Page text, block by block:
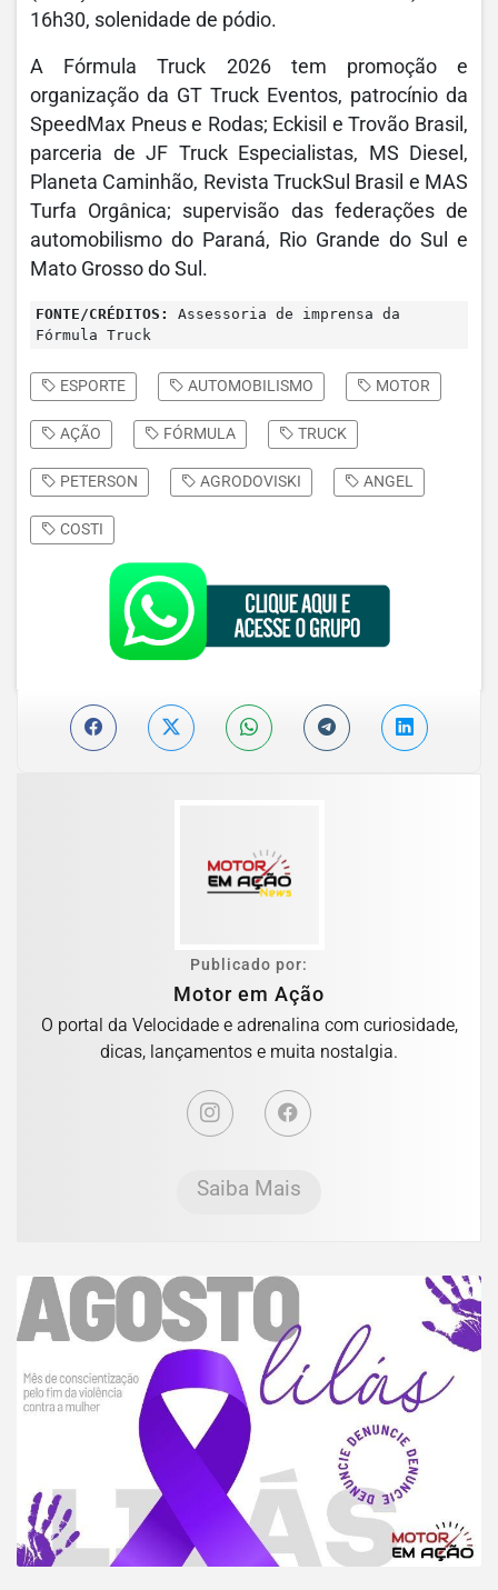
16h30, solenidade de pódio.
A Fórmula Truck 2026 tem promoção e
organização da GT Truck Eventos, patrocínio da
SpeedMax Pneus e Rodas; Eckisil e Trovão Brasil,
parceria de JF Truck Especialistas, MS Diesel,
Planeta Caminhão, Revista TruckSul Brasil e MAS
Turfa Orgânica; supervisão das federações de
automobilismo do Paraná, Rio Grande do Sul e
Mato Grosso do Sul.
FONTE/CRÉDITOS:
Assessoria de imprensa da
Fórmula Truck
ESPORTE AUTOMOBILISMO MOTOR
AÇÃO FÓRMULA TRUCK
PETERSON AGRODOVISKI ANGEL
COSTI
Publicado por:
Motor em Ação
O portal da Velocidade e adrenalina com curiosidade,
dicas, lançamentos e muita nostalgia.
Saiba Mais